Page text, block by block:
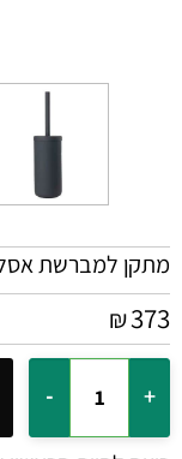
מתקן למברשת
₪373